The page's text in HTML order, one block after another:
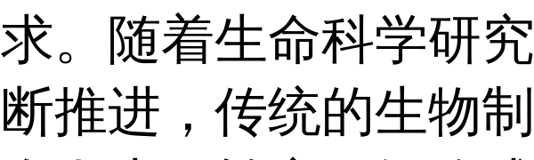
求。随着生命科学研
断推进，传统的生物